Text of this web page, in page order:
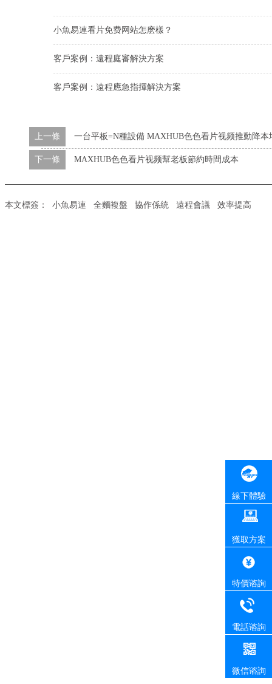
小魚易連看片免费网站怎麽樣？
客戶案例：遠程庭審解決方案
客戶案例：遠程應急指揮解決方案
上一條 一台平板=N種設備 MAXHUB色色看片视频推動降本
下一條 MAXHUB色色看片视频幫老板節約時間成本
本文標簽： 小魚易連 全麵複盤 協作係統 遠程會議 效率提高
線下體驗
獲取方案
特價谘詢
電話谘詢
微信谘詢